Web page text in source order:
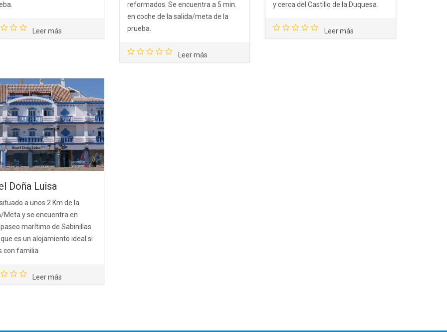
Leer más
reformados. Se encuentra a 5 min.
en coche de la salida/meta de la
prueba.
Leer más
y cerca del Castillo de la Duquesa.
Leer más
Doña Luisa
a unos 2 Km de la
Meta y se encuentra en
marítimo de Sabinillas
es un alojamiento ideal si
con familia.
Leer más